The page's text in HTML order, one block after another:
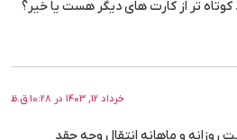
تر از کارت های دیگر هست یا خیر؟
خرداد 12, 1403 در 10:28 ق.ظ
و ماهانه انتقال وجه چقد